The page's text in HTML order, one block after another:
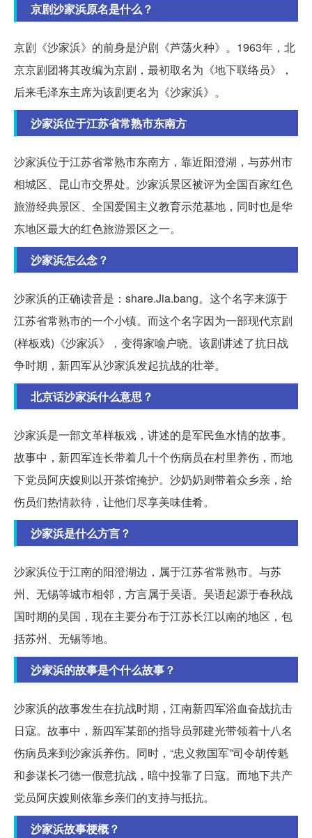
京剧沙家浜原名是什么？
京剧《沙家浜》的前身是沪剧《芦荡火种》。1963年，北
京京剧团将其改编为京剧，最初取名为《地下联络员》，
后来毛泽东主席为该剧更名为《沙家浜》。
沙家浜位于江苏省常熟市东南方
沙家浜位于江苏省常熟市东南方，靠近阳澄湖，与苏州市
相城区、昆山市交界处。沙家浜景区被评为全国百家红色
旅游经典景区、全国爱国主义教育示范基地，同时也是华
东地区最大的红色旅游景区之一。
沙家浜怎么念？
沙家浜的正确读音是：share.Jia.bang。这个名字来源于
江苏省常熟市的一个小镇。而这个名字因为一部现代京剧
(样板戏)《沙家浜》，变得家喻户晓。该剧讲述了抗日战
争时期，新四军从沙家浜发起抗战的壮举。
北京话沙家浜什么意思？
沙家浜是一部文革样板戏，讲述的是军民鱼水情的故事。
故事中，新四军连长带着几十个伤病员在村里养伤，而地
下党员阿庆嫂则以开茶馆掩护。沙奶奶则带着众乡亲，给
伤员们热情款待，让他们尽享美味佳肴。
沙家浜是什么方言？
沙家浜位于江南的阳澄湖边，属于江苏省常熟市。与苏
州、无锡等城市相邻，方言属于吴语。吴语起源于春秋战
国时期的吴国，现在主要分布于江苏长江以南的地区，包
括苏州、无锡等地。
沙家浜的故事是个什么故事？
沙家浜的故事发生在抗战时期，江南新四军浴血奋战抗击
日寇。故事中，新四军某部的指导员郭建光带领着十八名
伤病员来到沙家浜养伤。同时，“忠义救国军”司令胡传魁
和参谋长刁德一假意抗战，暗中投靠了日寇。而地下共产
党员阿庆嫂则依靠乡亲们的支持与抵抗。
沙家浜故事梗概？